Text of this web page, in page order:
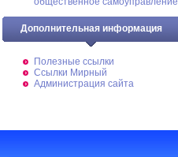
Дополнительная информация
Полезные ссылки
Ссылки Мирный
Администрация сайта